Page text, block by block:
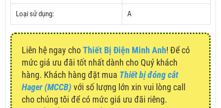
Loại sử dụng: A
Liên hệ ngay choThiết Bị Điện Minh Anh! Để có
mức giá ưu đãi tốt nhất dành cho Quý khách
hàng. Khách hàng đặt mua Thiết bị đóng cắt
Hager (MCCB) với số lượng lớn xin vui lòng call
cho chúng tôi để có mức giá ưu đãi riêng.